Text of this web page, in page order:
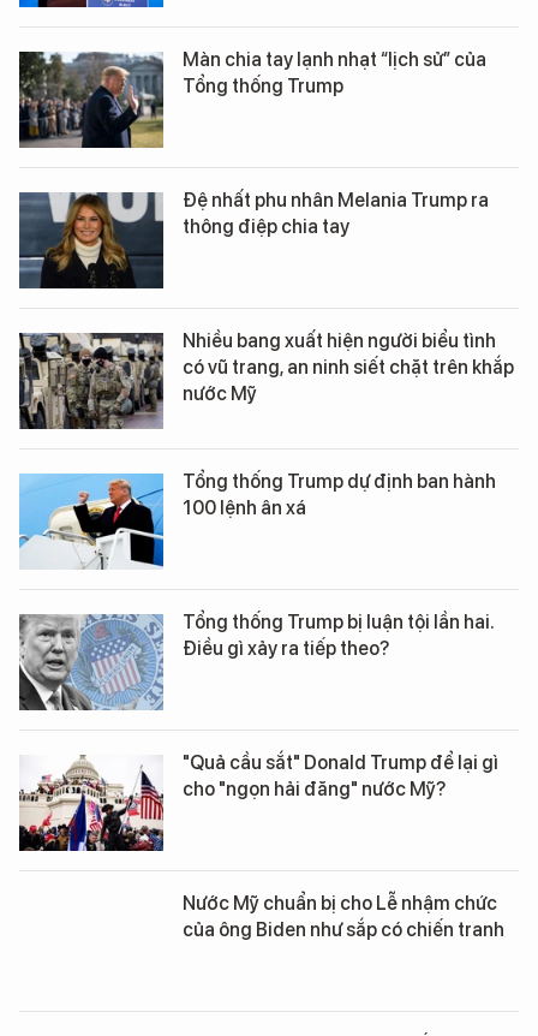
Màn chia tay lạnh nhạt “lịch sử” của
Tổng thống Trump
Đệ nhất phu nhân Melania Trump ra
thông điệp chia tay
Nhiều bang xuất hiện người biểu tình
có vũ trang, an ninh siết chặt trên khắp
nước Mỹ
Tổng thống Trump dự định ban hành
100 lệnh ân xá
Tổng thống Trump bị luận tội lần hai.
Điều gì xảy ra tiếp theo?
"Quả cầu sắt" Donald Trump để lại gì
cho "ngọn hải đăng" nước Mỹ?
Nước Mỹ chuẩn bị cho Lễ nhậm chức
của ông Biden như sắp có chiến tranh